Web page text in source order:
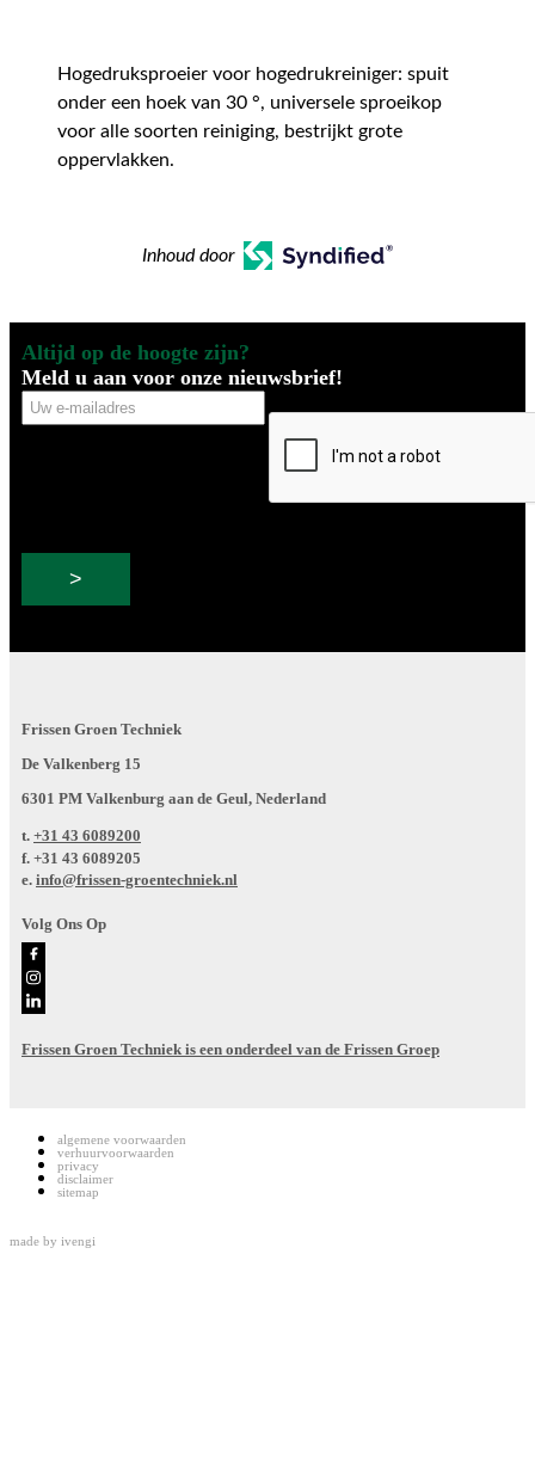
Hogedruksproeier voor hogedrukreiniger: spuit
onder een hoek van 30 °, universele sproeikop
voor alle soorten reiniging, bestrijkt grote
oppervlakken.
Inhoud door
Altijd op de hoogte zijn?
Meld u aan voor onze nieuwsbrief!
Uw
e-
Frissen Groen Techniek
De Valkenberg 15
6301 PM Valkenburg aan de Geul, Nederland
t. +31 43 6089200
f. +31 43 6089205
e. info@frissen-groentechniek.nl
Volg Ons Op
Frissen Groen Techniek is een onderdeel van de Frissen Groep
algemene voorwaarden
verhuurvoorwaarden
privacy
disclaimer
sitemap
made by ivengi